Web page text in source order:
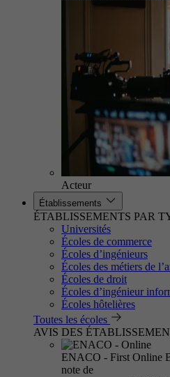
Acteur
Établissements
ÉTABLISSEMENTS PAR
Universités
Écoles de commerce
Écoles d’ingénieurs
Écoles des métiers de
Écoles de droit
Écoles d’ingénieur
Écoles hôtelières
Toutes les écoles
AVIS DES
ENACO - First Online
note de